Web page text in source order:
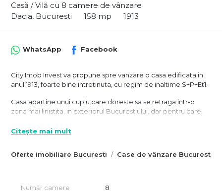
Casă / Vilă cu 8 camere de vânzare
Dacia, Bucuresti
158 mp 1913
Oferte imobiliare Bucuresti Case de vânzare Bucuresti
WhatsApp Facebook
City Imob Invest va propune spre vanzare o casa edificata in
anul 1913, foarte bine intretinuta, cu regim de inaltime S+P+Et1.
Casa apartine unui cuplu care doreste sa se retraga intr-o
zona mai linistita, in exteriorul Bucurestiului, dar pentru care,
Imobilul este format dintr-o pivnita de 10 mp (care se prezinta
fiecare avand acces individual, la care se adauga o curte
Parterul este format din: 4 camere, bucatarie, 2 bai, multiple
Citește mai mult
Număr camere 8